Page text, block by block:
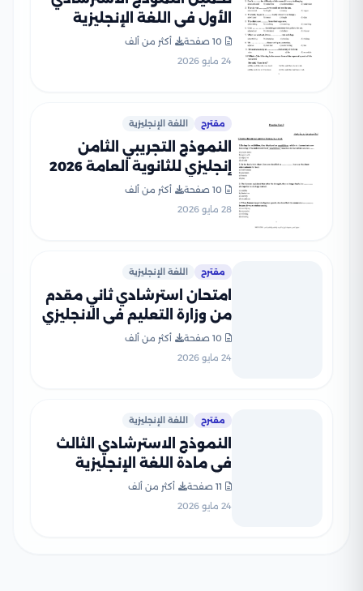
الأول في اللغة الإنجليزية
للصف الثالث الثانوي 2026
10 صفحة
أكثر من ألف
24 مايو 2026
مقترح اللغة الإنجليزية
النموذج التجريبي الثامن
إنجليزي للثانوية العامة 2026
ضمن نماذج الوزارة
10 صفحة
أكثر من ألف
28 مايو 2026
مقترح اللغة الإنجليزية
امتحان استرشادي ثاني مقدم
من وزارة التعليم في الانجليزي
للثانوية العامة 2026
10 صفحة
أكثر من ألف
24 مايو 2026
مقترح اللغة الإنجليزية
النموذج الاسترشادي الثالث
في مادة اللغة الإنجليزية
ثانوية عامة 2026 PDF
11 صفحة
أكثر من ألف
24 مايو 2026